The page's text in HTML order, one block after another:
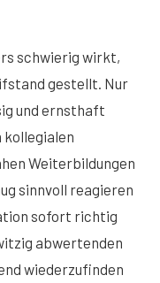
schwierig wirkt,
gestellt. Nur
und ernsthaft
kollegialen
Weiterbildungen
sinnvoll reagieren
sofort richtig
abwertenden
wiederzufinden